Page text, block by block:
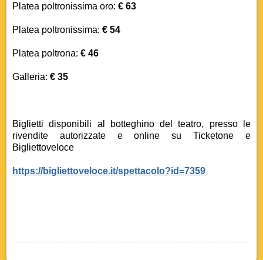
Platea poltronissima oro: € 63
Platea poltronissima: € 54
Platea poltrona: € 46
Galleria: € 35
Biglietti disponibili al botteghino del teatro, presso le
rivendite autorizzate e online su Ticketone e
Bigliettoveloce
https://bigliettoveloce.it/spettacolo?id=7359